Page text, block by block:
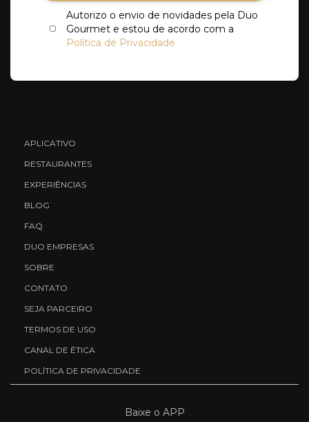
Autorizo o envio de novidades pela Duo
Gourmet e estou de acordo com a
Política de Privacidade
APLICATIVO
RESTAURANTES
EXPERIÊNCIAS
BLOG
FAQ
DUO EMPRESAS
SOBRE
CONTATO
SEJA PARCEIRO
TERMOS DE USO
CANAL DE ÉTICA
POLÍTICA DE PRIVACIDADE
Baixe o APP